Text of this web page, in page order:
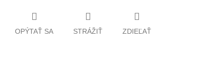
OPÝTAŤ SA STRÁŽIŤ ZDIEĽAŤ